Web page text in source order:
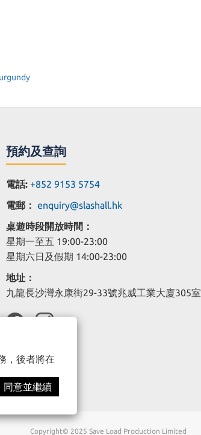
，後者將在
同意並繼續
預約及查詢
電話: +852 9153 5754
電郵： enquiry@slashall.hk
桌遊時段開放時間：
星期一至五 19:00-23:00
星期六日及假期 14:00-23:00
地址：
九龍長沙灣永康街29-33號兆威工業大廈305室
Copyright© 2025 Save Load Production Limited